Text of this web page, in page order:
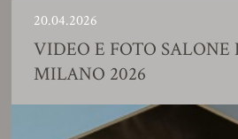
E FOTO SALONE DEL
2026